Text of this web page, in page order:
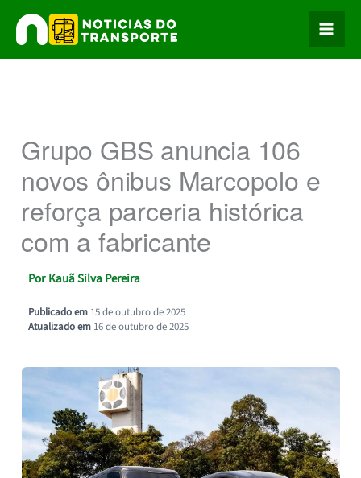
para
o
Grupo GBS anuncia 106
novos ônibus Marcopolo e
reforça parceria histórica
com a fabricante
Por Kauã Silva Pereira
Publicado em 15 de outubro de 2025
Atualizado em 16 de outubro de 2025